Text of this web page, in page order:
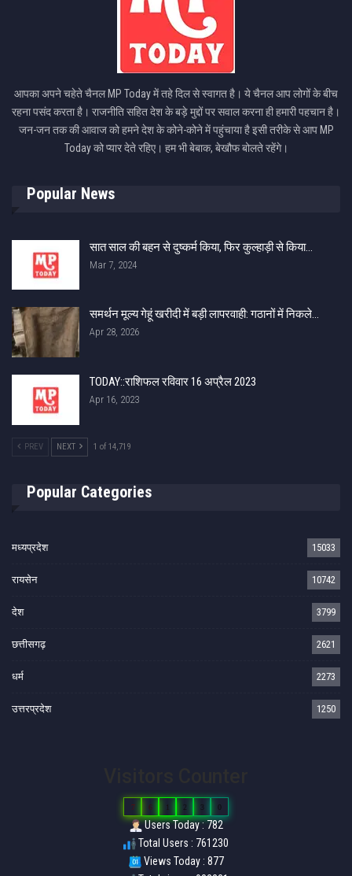
आपका अपने चहेते चैनल MP Today में तहे दिल से स्वागत है। ये चैनल आप लोगों के बीच
रहना पसंद करता है। राजनीति सहित देश के बड़े मुद्दों पर सवाल करना ही हमारी पहचान है।
जन-जन तक की आवाज को हमने देश के कोने-कोने में पहुंचाया है इसी तरीके से आप MP
Today को प्यार देते रहिए। हम भी बेबाक, बेखौफ बोलते रहेंगे।
Popular News
सात साल की बहन से दुष्‍कर्म किया, फिर कुल्‍हाड़ी से किया…
Mar 7, 2024
समर्थन मूल्य गेहूं खरीदी में बड़ी लापरवाही: गठानों में निकले…
Apr 28, 2026
TODAY::राशिफल रविवार 16 अप्रैल 2023
Apr 16, 2023
PREV NEXT 1 of 14,719
Popular Categories
मध्यप्रदेश 15033
रायसेन 10742
देश 3799
छत्तीसगढ़ 2621
धर्म 2273
उत्तरप्रदेश 1250
7 6 1 2 3 0
Users Today : 782
Total Users : 761230
Views Today : 877